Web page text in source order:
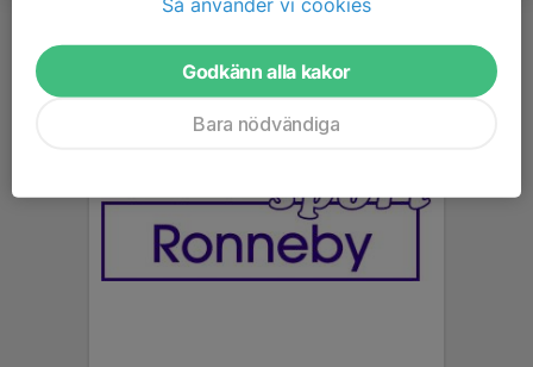
Godkänn alla kakor
Bara nödvändiga